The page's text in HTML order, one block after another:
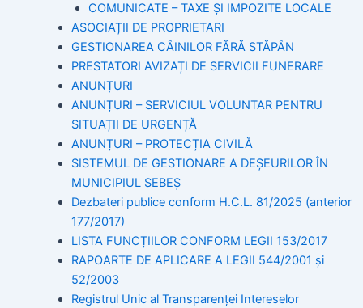
COMUNICATE – TAXE ȘI IMPOZITE LOCALE
ASOCIAȚII DE PROPRIETARI
GESTIONAREA CÂINILOR FĂRĂ STĂPÂN
PRESTATORI AVIZAȚI DE SERVICII FUNERARE
ANUNȚURI
ANUNȚURI – SERVICIUL VOLUNTAR PENTRU
SITUAȚII DE URGENȚĂ
ANUNȚURI – PROTECȚIA CIVILĂ
SISTEMUL DE GESTIONARE A DEȘEURILOR ÎN
MUNICIPIUL SEBEȘ
Dezbateri publice conform H.C.L. 81/2025 (anterior
177/2017)
LISTA FUNCȚIILOR CONFORM LEGII 153/2017
RAPOARTE DE APLICARE A LEGII 544/2001 și
52/2003
Registrul Unic al Transparenței Intereselor